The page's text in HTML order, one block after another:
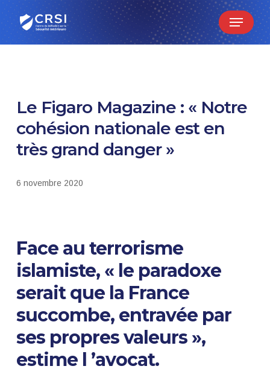
Skip
to
main
Menu
Le Figaro Magazine : « Notre
cohésion nationale est en
très grand danger »
6 novembre 2020
Face au terrorisme
islamiste, « le paradoxe
serait que la France
succombe, entravée par
ses propres valeurs »,
estime l ’avocat.